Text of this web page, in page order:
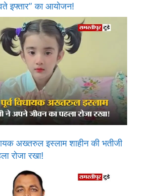
इफ्तार” का आयोजन!
अख्तरुल इस्लाम शाहीन की भतीजी
रोजा रखा!